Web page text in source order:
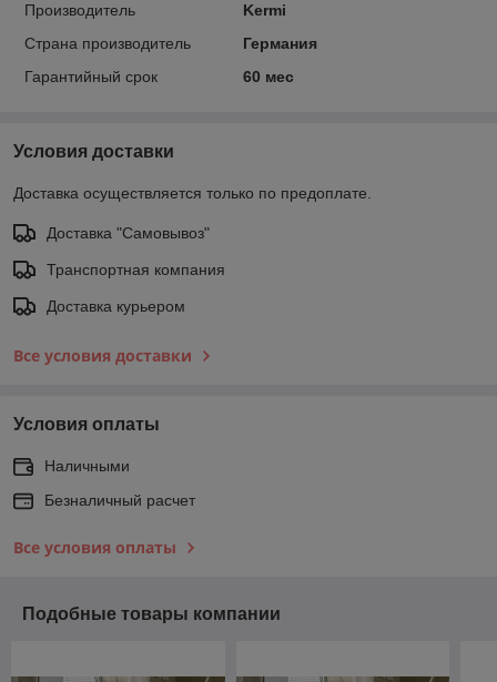
Производитель
Kermi
Страна производитель
Германия
Гарантийный срок
60 мес
Условия доставки
Доставка осуществляется только по предоплате.
Доставка "Самовывоз"
Транспортная компания
Доставка курьером
Все условия доставки
Условия оплаты
Наличными
Безналичный расчет
Все условия оплаты
Подобные товары компании